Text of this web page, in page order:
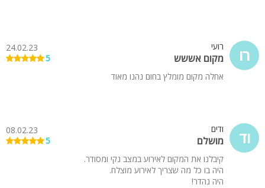
רו רועי
מקום אששש
24.02.23
5
אחלה מקום מומלץ בחום נהנו מאוד
וד ודים
מושלם
08.02.23
5
קיבלנו את המקום לאירוע במצב נקי ומסודר.
היה בו כל מה שצריך לאירוע מוצלח.
היה נהדר!